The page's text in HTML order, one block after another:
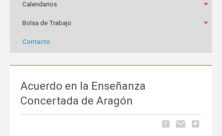
Calendarios
Bolsa de Trabajo
Contacto
Acuerdo en la Enseñanza
Concertada de Aragón